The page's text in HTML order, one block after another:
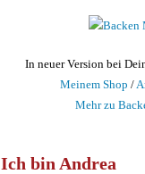
In neuer Version bei
Meinem Shop /
Mehr zu
Ich bin Andrea